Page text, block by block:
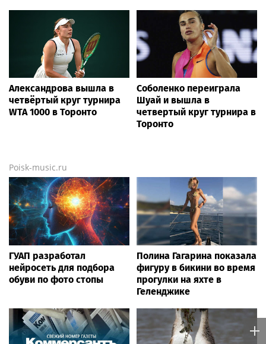
Александрова вышла в
четвёртый круг турнира
WTA 1000 в Торонто
Соболенко переиграла
Шуай и вышла в
четвертый круг турнира в
Торонто
Poisk-music.ru
ГУАП разработал
нейросеть для подбора
обуви по фото стопы
Полина Гагарина показала
фигуру в бикини во время
прогулки на яхте в
Геленджике